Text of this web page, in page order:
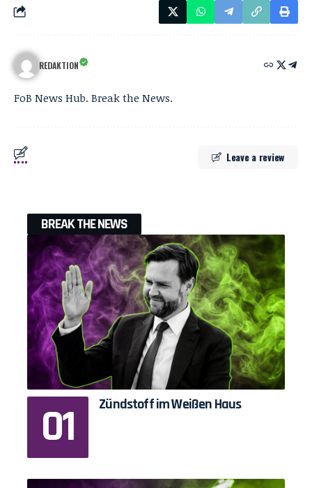
REDAKTION
FoB News Hub. Break the News.
Leave a review
BREAK THE NEWS
Zündstoff im Weißen Haus